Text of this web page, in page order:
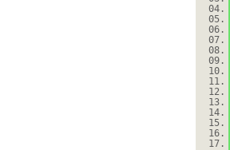
04.
05.
06.
07.
08.
09.
10.
11.
12.
13.
14.
15.
16.
17.